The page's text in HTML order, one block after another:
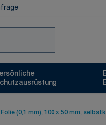
(0,1 mm), 100 x 50 mm,